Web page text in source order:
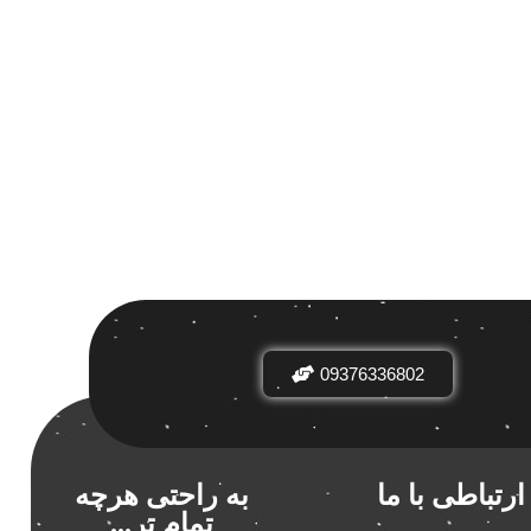
بر اساس
تازگی
09376336802
با ما
به راحتی هرچه
تمام تر...